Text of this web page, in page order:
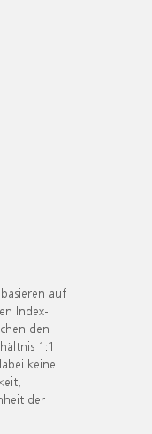
auf
Index-
den
1:1
keine
der